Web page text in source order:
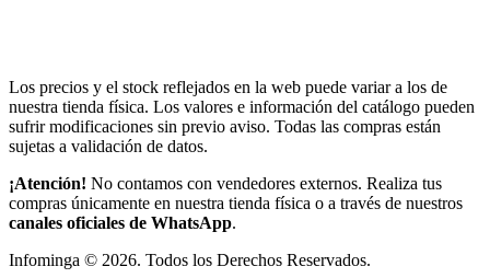
Los precios y el stock reflejados en la web puede variar a los de
nuestra tienda física. Los valores e información del catálogo pueden
sufrir modificaciones sin previo aviso. Todas las compras están
sujetas a validación de datos.
¡Atención! No contamos con vendedores externos. Realiza tus
compras únicamente en nuestra tienda física o a través de nuestros
canales oficiales de WhatsApp.
Infominga © 2026. Todos los Derechos Reservados.